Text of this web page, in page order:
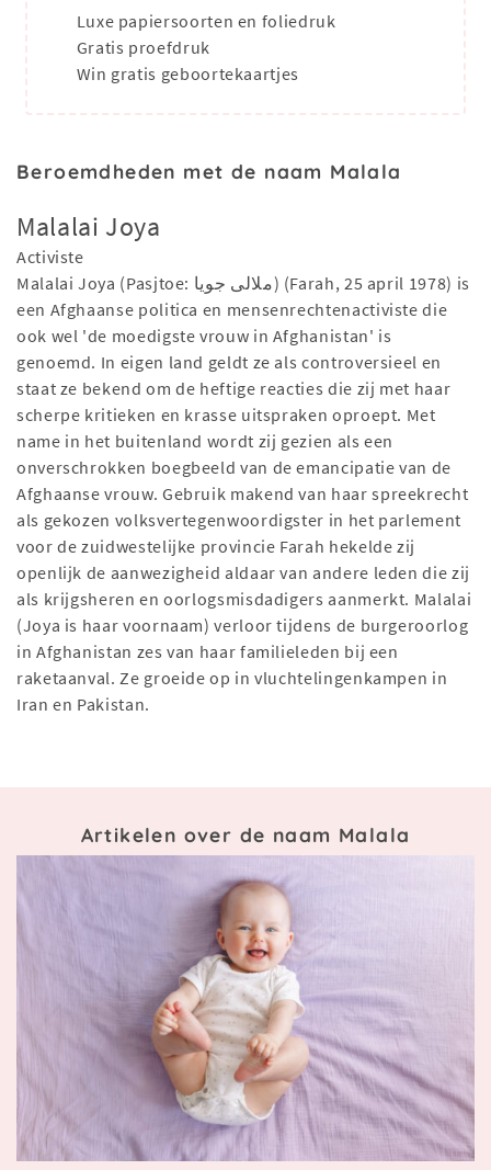
Luxe papiersoorten en foliedruk
Gratis proefdruk
Win gratis geboortekaartjes
Beroemdheden met de naam Malala
Malalai Joya
Activiste
Malalai Joya (Pasjtoe: ملالی جویا) (Farah, 25 april 1978) is
een Afghaanse politica en mensenrechtenactiviste die
ook wel 'de moedigste vrouw in Afghanistan' is
genoemd. In eigen land geldt ze als controversieel en
staat ze bekend om de heftige reacties die zij met haar
scherpe kritieken en krasse uitspraken oproept. Met
name in het buitenland wordt zij gezien als een
onverschrokken boegbeeld van de emancipatie van de
Afghaanse vrouw. Gebruik makend van haar spreekrecht
als gekozen volksvertegenwoordigster in het parlement
voor de zuidwestelijke provincie Farah hekelde zij
openlijk de aanwezigheid aldaar van andere leden die zij
als krijgsheren en oorlogsmisdadigers aanmerkt. Malalai
(Joya is haar voornaam) verloor tijdens de burgeroorlog
in Afghanistan zes van haar familieleden bij een
raketaanval. Ze groeide op in vluchtelingenkampen in
Iran en Pakistan.
Artikelen over de naam Malala